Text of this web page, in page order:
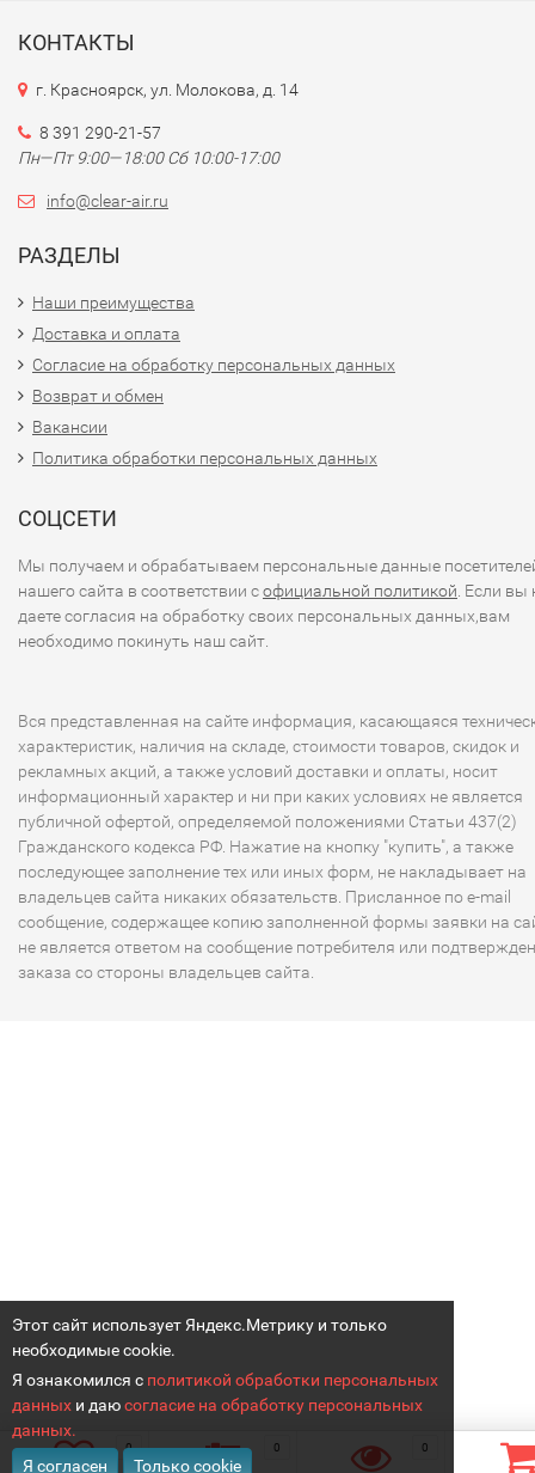
Этот сайт использует Яндекс.Метрику и только
необходимые cookie.
Я ознакомился с политикой обработки персональных
данных и даюсогласие на обработку персональных
данных.
Я согласен
Только cookie
КОНТАКТЫ
г. Красноярск, ул. Молокова, д. 14
8 391 290-21-57
Пн—Пт 9:00—18:00 Сб 10:00-17:00
info@clear-air.ru
РАЗДЕЛЫ
Наши преимущества
Доставка и оплата
Согласие на обработку персональных данных
Возврат и обмен
Вакансии
Политика обработки персональных данных
СОЦСЕТИ
Мы получаем и обрабатываем персональные данные
нашего сайта в соответствии софициальной политикой . Если вы
даете согласия на обработку своих персональных данных,вам
необходимо покинуть наш сайт.
Вся представленная на сайте информация, касающаяся
характеристик, наличия на складе, стоимости товаров, скидок и
рекламных акций, а также условий доставки и оплаты, носит
информационный характер и ни при каких условиях не является
публичной офертой, определяемой положениями Статьи 437(2)
Гражданского кодекса РФ. Нажатие на кнопку "купить", а также
последующее заполнение тех или иных форм, не накладывает на
владельцев сайта никаких обязательств. Присланное по e-mail
сообщение, содержащее копию заполненной формы заявки на
не является ответом на сообщение потребителя или
заказа со стороны владельцев сайта.
0 0 0